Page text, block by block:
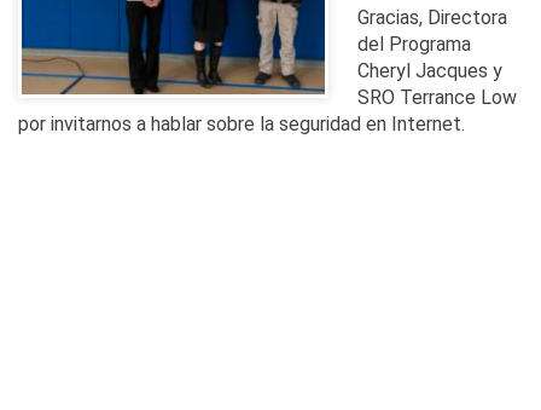
Gracias, Directora
del Programa
Cheryl Jacques y
SRO Terrance Low
por invitarnos a hablar sobre la seguridad en Internet.